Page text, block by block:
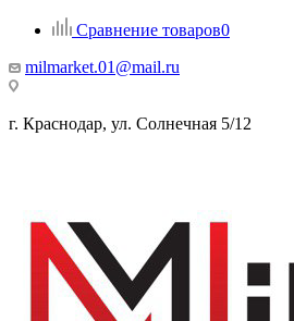
Сравнение товаров0
milmarket.01@mail.ru
г. Краснодар, ул. Солнечная 5/12